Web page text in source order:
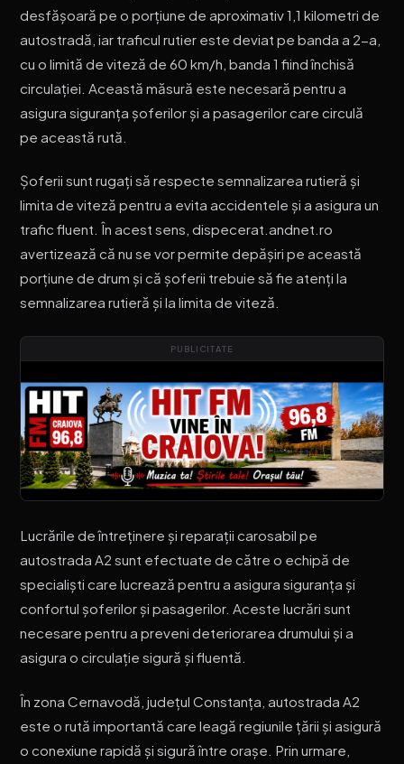
desfășoară pe o porțiune de aproximativ 1,1 kilometri de
autostradă, iar traficul rutier este deviat pe banda a 2-a,
cu o limită de viteză de 60 km/h, banda 1 fiind închisă
circulației. Această măsură este necesară pentru a
asigura siguranța șoferilor și a pasagerilor care circulă
pe această rută.
Șoferii sunt rugați să respecte semnalizarea rutieră și
limita de viteză pentru a evita accidentele și a asigura un
trafic fluent. În acest sens, dispecerat.andnet.ro
avertizează că nu se vor permite depășiri pe această
porțiune de drum și că șoferii trebuie să fie atenți la
semnalizarea rutieră și la limita de viteză.
PUBLICITATE
Lucrările de întreținere și reparații carosabil pe
autostrada A2 sunt efectuate de către o echipă de
specialiști care lucrează pentru a asigura siguranța și
confortul șoferilor și pasagerilor. Aceste lucrări sunt
necesare pentru a preveni deteriorarea drumului și a
asigura o circulație sigură și fluentă.
În zona Cernavodă, județul Constanța, autostrada A2
este o rută importantă care leagă regiunile țării și asigură
o conexiune rapidă și sigură între orașe. Prin urmare,